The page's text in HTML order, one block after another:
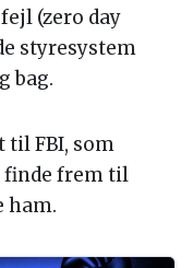
(zero day
styresystem
bag.
til FBI, som
finde frem til
ham.